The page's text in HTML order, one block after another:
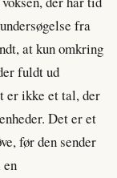
fra
at kun omkring
fuldt ud
er ikke et tal, der
Det er et
før den sender